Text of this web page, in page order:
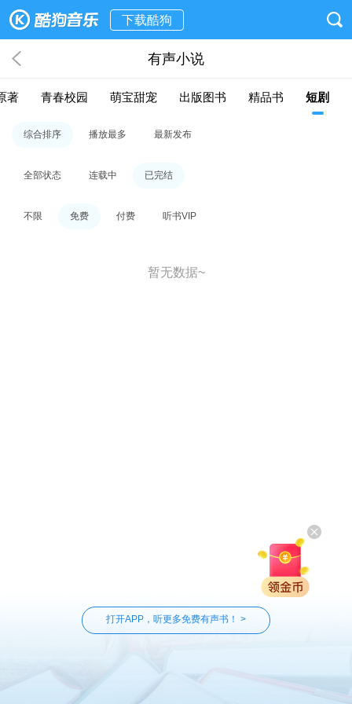
下载酷狗
有声小说
著 青春校园 萌宝甜宠 出版图书 精品书 短剧
综合排序 播放最多 最新发布
全部状态 连载中 已完结
不限 免费 付费 听书VIP
暂无数据~
打开APP，听更多免费有声书！ >